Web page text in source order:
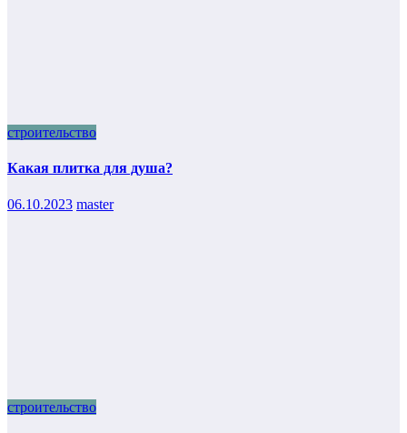
строительство
Какая плитка для душа?
06.10.2023 master
строительство